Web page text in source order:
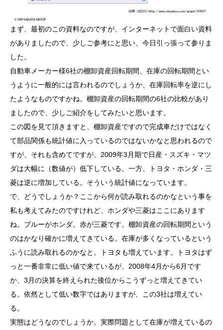
まず、最初のこの資料なのですが、インターネットで面白い資料
がありましたので、少しご参考にと思い、今日引っ張って参りま
した。
自動車メーカー様6社の棚卸資産回転期間、在庫の回転期間とい
うように一般的には言われるのでしょうか、在庫回転率を逆にし
たようなものですかね。棚卸資産の回転期間の6社の比較があり
ましたので、少しご紹介をしてみたいと思います。
この図を見て頂きますと、棚卸資産ですので完成車だけではなく
て部品関係も統計値に入っているのではないかなと思われるので
すが、それも含めてですが、2009年3月期で日産・スズキ・マツ
ダは大幅に（数値が）低下している。一方、トヨタ・ホンダ・三
菱は逆に増加している。そういう統計値になっています。
で、どうでしょうか？ここから何が読み取れるのかなという事を
私も考えてみたのですけれど、ホンダや三菱はここにあります
ね。ブルーがホンダ。赤が三菱です。棚卸資産の回転期間という
のはかなり確かに増えてきている。在庫が多くなっているという
ふうに読み取れるのかなと。トヨタも増えています。トヨタはず
っと一番非常に低い値で来ているが、2008年4月から6月です
か、3月の決算を終えられた後位からこうずっと増えてきてい
る。依然として低い数字ではありますが、この3社は増えてい
る。
実態はどうなのでしょうか。実際問題として在庫が増えているの